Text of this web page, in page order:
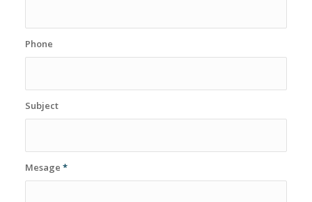
Phone
Subject
Mesage *